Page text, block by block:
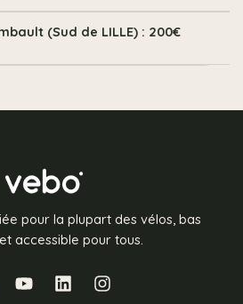
(Sud de LILLE) : 200€
pour la plupart des vélos, bas
accessible pour tous.